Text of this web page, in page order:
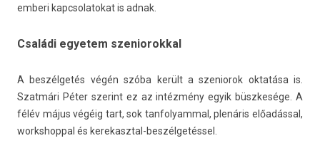
em­beri kapcsolatokat is adnak.
Családi egyetem szeniorokkal
A beszélgetés végén szóba került a szeniorok oktatása is.
Szatmári Péter szerint ez az intézmény egyik büszkesége. A
félév május végéig tart, sok tan­folyamm­al, plenáris előadással,
workshopp­al és kerekasztal-beszélgetéssel.